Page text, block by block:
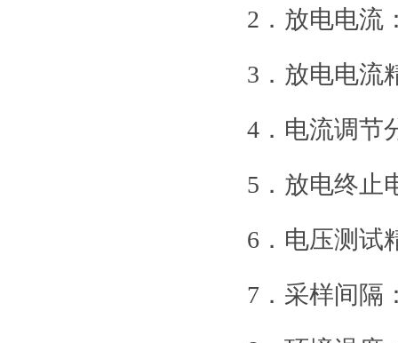
2．放电电流
3．放电电流
4．电流调节
5．放电终止
6．电压测试
7．采样间隔